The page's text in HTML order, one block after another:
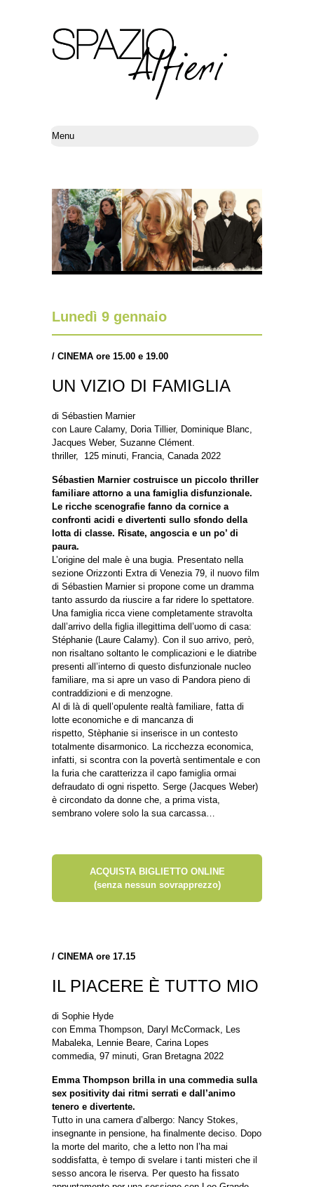
Lunedì 9 gennaio
/ CINEMA ore 15.00 e 19.00
UN VIZIO DI FAMIGLIA
di Sébastien Marnier
con Laure Calamy, Doria Tillier, Dominique Blanc,
Jacques Weber, Suzanne Clément.
thriller, 125 minuti, Francia, Canada 2022
Sébastien Marnier costruisce un piccolo thriller
familiare attorno a una famiglia disfunzionale.
Le ricche scenografie fanno da cornice a
confronti acidi e divertenti sullo sfondo della
lotta di classe. Risate, angoscia e un po’ di
paura.
L’origine del male è una bugia. Presentato nella
sezione Orizzonti Extra di Venezia 79, il nuovo film
di Sébastien Marnier si propone come un dramma
tanto assurdo da riuscire a far ridere lo spettatore.
Una famiglia ricca viene completamente stravolta
dall’arrivo della figlia illegittima dell’uomo di casa:
Stéphanie (Laure Calamy). Con il suo arrivo, però,
non risaltano soltanto le complicazioni e le diatribe
presenti all’interno di questo disfunzionale nucleo
familiare, ma si apre un vaso di Pandora pieno di
contraddizioni e di menzogne.
Al di là di quell’opulente realtà familiare, fatta di
lotte economiche e di mancanza di
rispetto, Stèphanie si inserisce in un contesto
totalmente disarmonico. La ricchezza economica,
infatti, si scontra con la povertà sentimentale e con
la furia che caratterizza il capo famiglia ormai
defraudato di ogni rispetto. Serge (Jacques Weber)
è circondato da donne che, a prima vista,
sembrano volere solo la sua carcassa…
ACQUISTA BIGLIETTO ONLINE
(senza nessun sovrapprezzo)
/ CINEMA ore 17.15
IL PIACERE È TUTTO MIO
di Sophie Hyde
con Emma Thompson, Daryl McCormack, Les
Mabaleka, Lennie Beare, Carina Lopes
commedia, 97 minuti, Gran Bretagna 2022
Emma Thompson brilla in una commedia sulla
sex positivity dai ritmi serrati e dall’animo
tenero e divertente.
Tutto in una camera d’albergo: Nancy Stokes,
insegnante in pensione, ha finalmente deciso. Dopo
la morte del marito, che a letto non l’ha mai
soddisfatta, è tempo di svelare i tanti misteri che il
sesso ancora le riserva. Per questo ha fissato